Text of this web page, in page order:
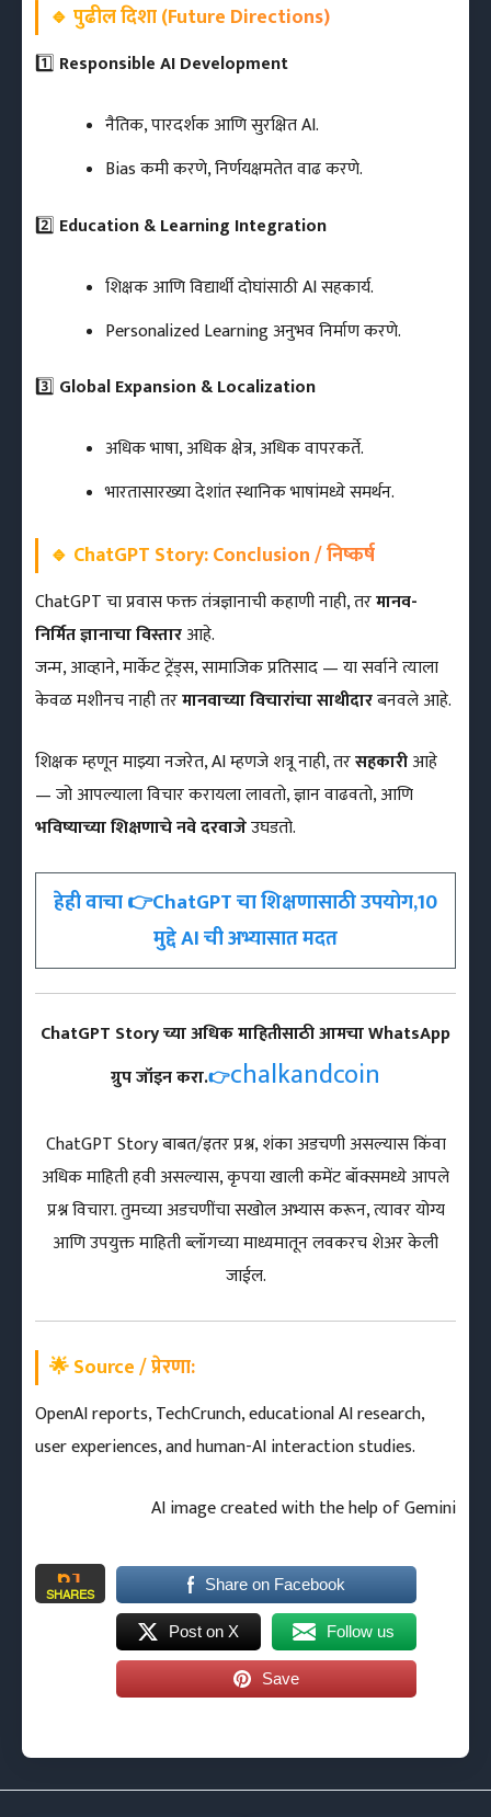
🔹 पुढील दिशा (Future Directions)
1️⃣ Responsible AI Development
नैतिक, पारदर्शक आणि सुरक्षित AI.
Bias कमी करणे, निर्णयक्षमतेत वाढ करणे.
2️⃣ Education & Learning Integration
शिक्षक आणि विद्यार्थी दोघांसाठी AI सहकार्य.
Personalized Learning अनुभव निर्माण करणे.
3️⃣ Global Expansion & Localization
अधिक भाषा, अधिक क्षेत्र, अधिक वापरकर्ते.
भारतासारख्या देशांत स्थानिक भाषांमध्ये समर्थन.
🔹 ChatGPT Story:Conclusion / निष्कर्ष
ChatGPT चा प्रवास फक्त तंत्रज्ञानाची कहाणी नाही, तरमानव-
निर्मित ज्ञानाचा विस्तारआहे.
जन्म, आव्हाने, मार्केट ट्रेंड्स, सामाजिक प्रतिसाद — या सर्वाने त्याला
केवळ मशीनच नाही तरमानवाच्या विचारांचा साथीदारबनवले आहे.
शिक्षक म्हणून माझ्या नजरेत, AI म्हणजे शत्रू नाही, तरसहकारीआहे
— जो आपल्याला विचार करायला लावतो, ज्ञान वाढवतो, आणि
भविष्याच्या शिक्षणाचे नवे दरवाजेउघडतो.
हेही वाचा 👉ChatGPT चा शिक्षणासाठी उपयोग,10
मुद्दे AI ची अभ्यासात मदत
ChatGPT Story च्या अधिक माहितीसाठी आमचा WhatsApp
ग्रुप जॉइन करा.👉chalkandcoin
ChatGPT Story बाबत/इतर प्रश्न, शंका अडचणी असल्यास किंवा
अधिक माहिती हवी असल्यास, कृपया खाली कमेंट बॉक्समध्ये आपले
प्रश्न विचारा. तुमच्या अडचणींचा सखोल अभ्यास करून, त्यावर योग्य
आणि उपयुक्त माहिती ब्लॉगच्या माध्यमातून लवकरच शेअर केली
जाईल.
🌟Source / प्रेरणा:
OpenAI reports, TechCrunch, educational AI research,
user experiences, and human-AI interaction studies.
AI image created with the help of Gemini
61
SHARES
Share on Facebook
Post on X Follow us
Save